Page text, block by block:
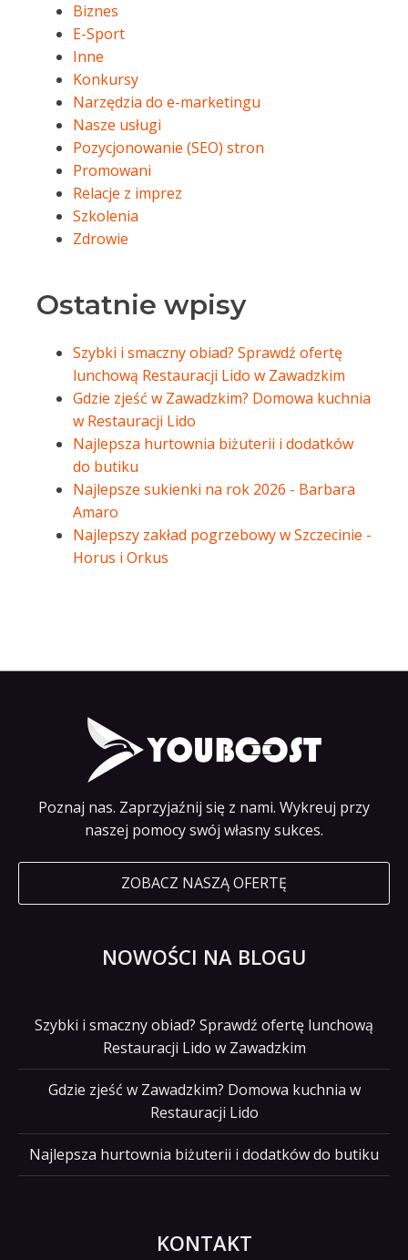
Biznes
E-Sport
Inne
Konkursy
Narzędzia do e-marketingu
Nasze usługi
Pozycjonowanie (SEO) stron
Promowani
Relacje z imprez
Szkolenia
Zdrowie
Ostatnie wpisy
Szybki i smaczny obiad? Sprawdź ofertę
lunchową Restauracji Lido w Zawadzkim
Gdzie zjeść w Zawadzkim? Domowa kuchnia
w Restauracji Lido
Najlepsza hurtownia biżuterii i dodatków
do butiku
Najlepsze sukienki na rok 2026 - Barbara
Amaro
Najlepszy zakład pogrzebowy w Szczecinie -
Horus i Orkus
Poznaj nas. Zaprzyjaźnij się z nami. Wykreuj przy
naszej pomocy swój własny sukces.
ZOBACZ NASZĄ OFERTĘ
NOWOŚCI NA BLOGU
Szybki i smaczny obiad? Sprawdź ofertę lunchową
Restauracji Lido w Zawadzkim
Gdzie zjeść w Zawadzkim? Domowa kuchnia w
Restauracji Lido
Najlepsza hurtownia biżuterii i dodatków do butiku
KONTAKT